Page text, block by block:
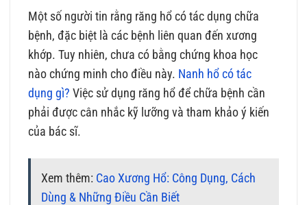
Một số người tin rằng răng hổ có tác dụng chữa
bệnh, đặc biệt là các bệnh liên quan đến xương
khớp. Tuy nhiên, chưa có bằng chứng khoa học
nào chứng minh cho điều này. Nanh hổ có tác
dụng gì? Việc sử dụng răng hổ để chữa bệnh cần
phải được cân nhắc kỹ lưỡng và tham khảo ý kiến
của bác sĩ.
Xem thêm: Cao Xương Hổ: Công Dụng, Cách
Dùng & Những Điều Cần Biết